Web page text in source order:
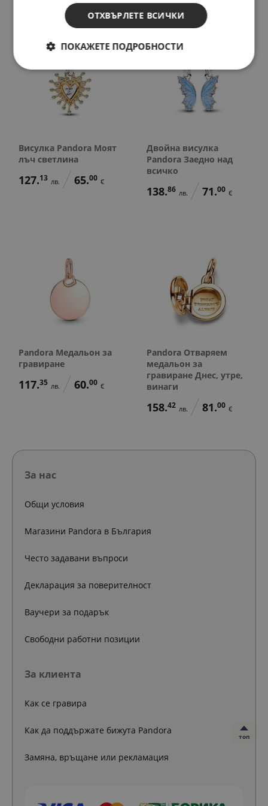
Висулка Pandora Моят
лъч светлина
127.13 лв. 65.00 €
Двойна висулка
Pandora Заедно над
всичко
138.86 лв. 71.00 €
Pandora Медальон за
гравиране
117.35 лв. 60.00 €
Pandora Отваряем
медальон за
гравиране Днес, утре,
винаги
158.42 лв. 81.00 €
топ
За нас
Общи условия
Магазини Pandora в България
Често задавани въпроси
Декларация за поверителност
Ваучери за подарък
Свободни работни позиции
За клиента
Как се гравира
Как да поддържате бижута Pandora
Замяна, връщане или рекламация
ОТХВЪРЛЕТЕ ВСИЧКИ
ПОКАЖЕТЕ ПОДРОБНОСТИ